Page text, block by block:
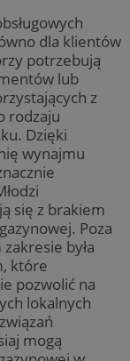
dla klientów
potrzebują
lub
z
rodzaju
Dzięki
wynajmu
się z brakiem
Poza
była
które
pozwolić na
lokalnych
mogą